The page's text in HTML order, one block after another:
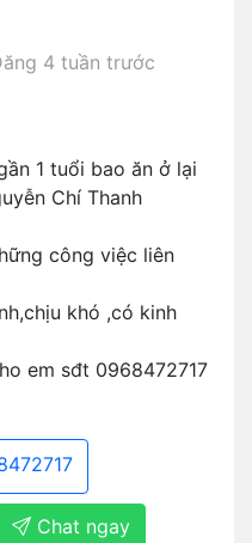
4 tuần trước
1 tuổi bao ăn ở lại
Chí Thanh
công việc liên
khó ,có kinh
em sđt 0968472717
Chat ngay